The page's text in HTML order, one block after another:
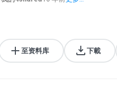
至资料库 下載